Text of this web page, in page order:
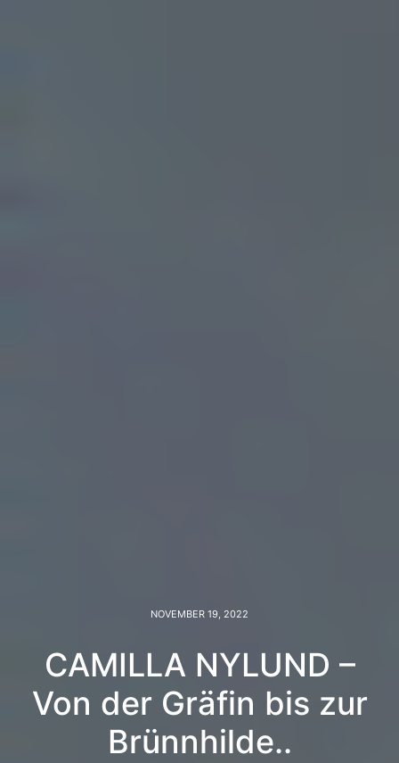
NOVEMBER 19, 2022
CAMILLA NYLUND –
Von der Gräfin bis zur
Brünnhilde..